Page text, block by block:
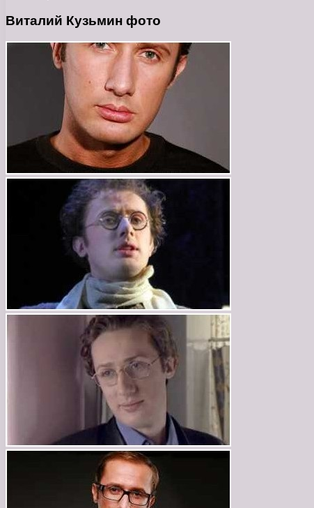
Виталий Кузьмин фото